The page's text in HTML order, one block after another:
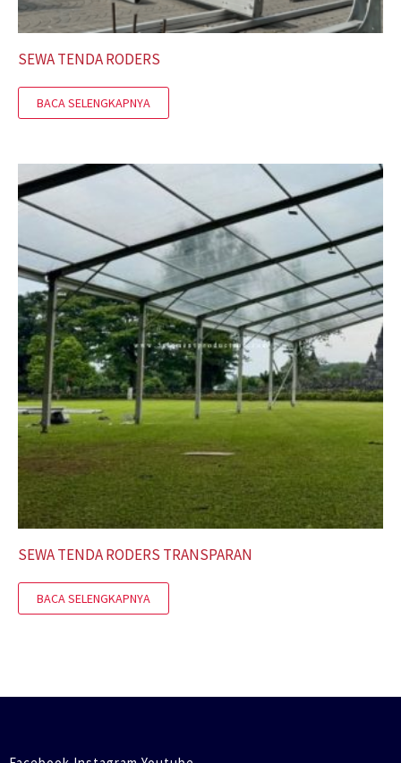
SEWA TENDA RODERS
BACA SELENGKAPNYA
SEWA TENDA RODERS TRANSPARAN
BACA SELENGKAPNYA